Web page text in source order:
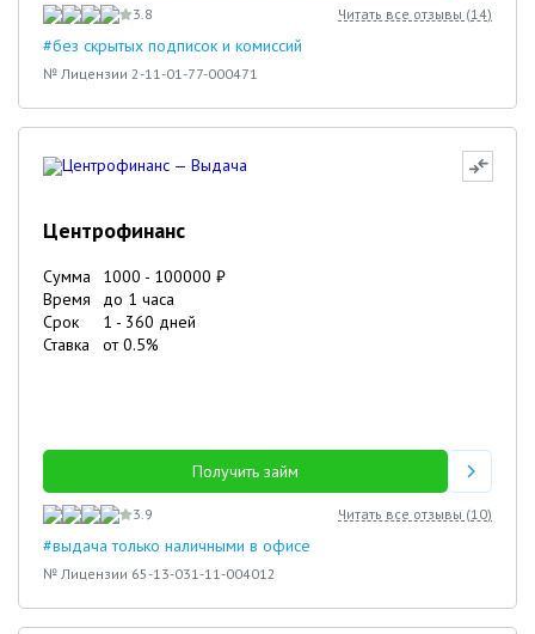
3.8 Читать все отзывы (14)
#без скрытых подписок и комиссий
№ Лицензии 2-11-01-77-000471
Центрофинанс
Сумма 1000 - 100000 ₽
Время
до 1 часа
Срок
1 - 360 дней
Ставка
от0.5%
Получить займ
3.9 Читать все отзывы (10)
#выдача только наличными в офисе
№ Лицензии 65-13-031-11-004012